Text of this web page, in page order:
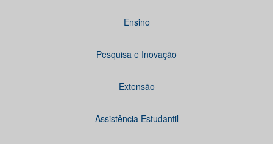
Ensino
Pesquisa e Inovação
Extensão
Assistência Estudantil